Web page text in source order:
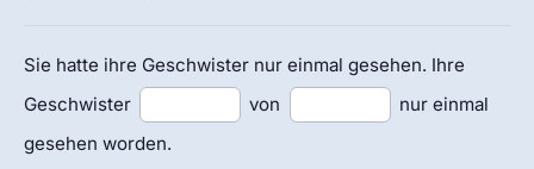
Sie hatte ihre Geschwister nur einmal gesehen. Ihre
Geschwister
von
nur einmal
gesehen worden.